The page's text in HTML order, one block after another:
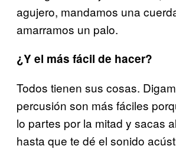
agujero, mandamos una
amarramos un palo.
¿Y el más fácil de hacer?
Todos tienen sus cosas.
percusión son más fáciles
lo partes por la mitad y sacas
hasta que te dé el sonido